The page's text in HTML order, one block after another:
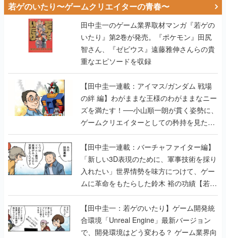
若ゲのいたり〜ゲームクリエイターの青春〜
田中圭一のゲーム業界取材マンガ『若ゲの
いたり』第2巻が発売。『ポケモン』田尻
智さん、『ゼビウス』遠藤雅伸さんらの貴
重なエピソードを収録
【田中圭一連載：アイマス/ガンダム 戦場
の絆 編】わがままな王様のわがままなニー
ズを満たす！──小山順一朗が貫く姿勢に、
ゲームクリエイターとしての矜持を見た
【若ゲのいたり最終回】
【田中圭一連載：バーチャファイター編】
「新しい3D表現のために、軍事技術を採り
入れたい」世界情勢を味方につけて、ゲー
ムに革命をもたらした鈴木 裕の功績【若ゲ
のいたり】
【田中圭一：若ゲのいたり】ゲーム開発統
合環境「Unreal Engine」最新バージョン
で、開発環境はどう変わる？ ゲーム業界向